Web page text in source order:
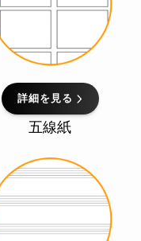
詳細を見る
五線紙